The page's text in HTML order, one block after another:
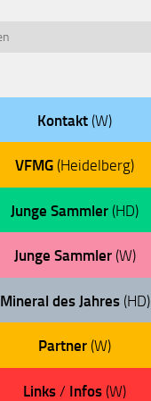
Kontakt (W)
VFMG (Heidelberg)
Junge Sammler (HD)
Junge Sammler(W)
Mineral des Jahres(HD)
Partner (W)
Links / Infos (W)